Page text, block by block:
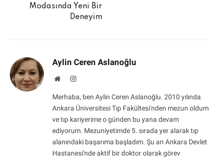
Modasında Yeni Bir
Deneyim
Aylin Ceren Aslanoğlu
WebsiteInstagram
Merhaba, ben Aylin Ceren Aslanoğlu. 2010 yılında
Ankara Üniversitesi Tıp Fakültesi'nden mezun oldum
ve tıp kariyerime o günden bu yana devam
ediyorum. Mezuniyetimde 5. sırada yer alarak tıp
alanındaki başarıma başladım. Şu an Ankara Devlet
Hastanesi'nde aktif bir doktor olarak görev